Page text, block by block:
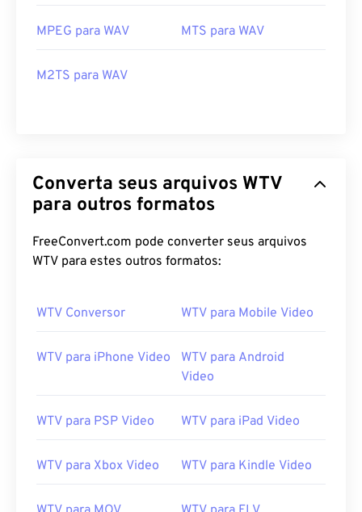
MPEG para WAV MTS para WAV
M2TS para WAV
Converta seus arquivos WTV
para outros formatos
FreeConvert.com pode converter seus arquivos
WTV para estes outros formatos:
WTV Conversor WTV para Mobile Video
WTV para iPhone Video
WTV para Android
Video
WTV para PSP Video WTV para iPad Video
WTV para Xbox Video WTV para Kindle Video